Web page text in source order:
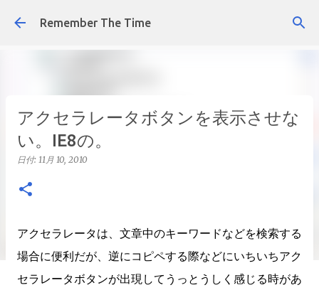
スキップしてメイン コンテンツに移動
Remember The Time
アクセラレータボタンを表示させな
い。IE8の。
日付: 11月 10, 2010
アクセラレータは、文章中のキーワードなどを検索する
場合に便利だが、逆にコピペする際などにいちいちアク
セラレータボタンが出現してうっとうしく感じる時があ